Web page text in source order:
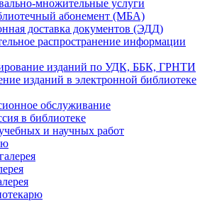
множительные услуги
абонемент (МБА)
доставка документов (ЭДД)
распространение информации
изданий по УДК, ББК, ГРНТИ
изданий в электронной библиотеке
обслуживание
в библиотеке
и научных работ